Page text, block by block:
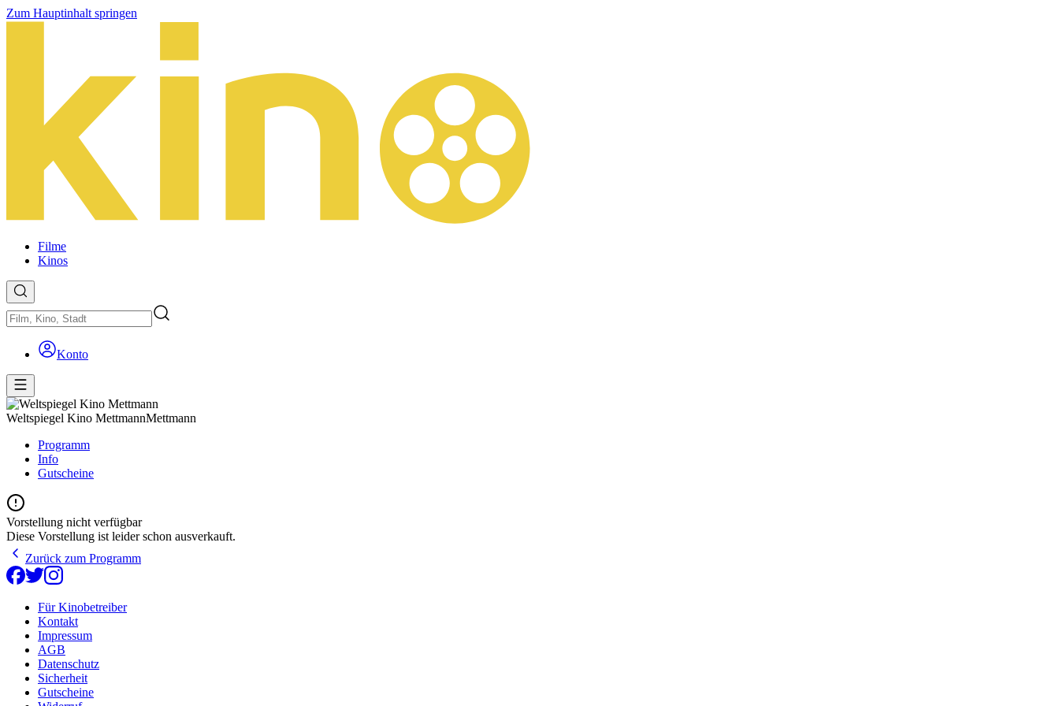
Zum Hauptinhalt springen
Filme
Kinos
Konto
Weltspiegel Kino MettmannMettmann
Programm
Info
Gutscheine
Vorstellung nicht verfügbar
Diese Vorstellung ist leider schon ausverkauft.
Zurück zum Programm
Für Kinobetreiber
Kontakt
Impressum
AGB
Datenschutz
Sicherheit
Gutscheine